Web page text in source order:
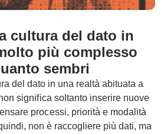
cultura del dato in
più complesso
sembri
del dato in una realtà abituata a
significa soltanto inserire nuove
processi, priorità e modalità
non è raccogliere più dati, ma